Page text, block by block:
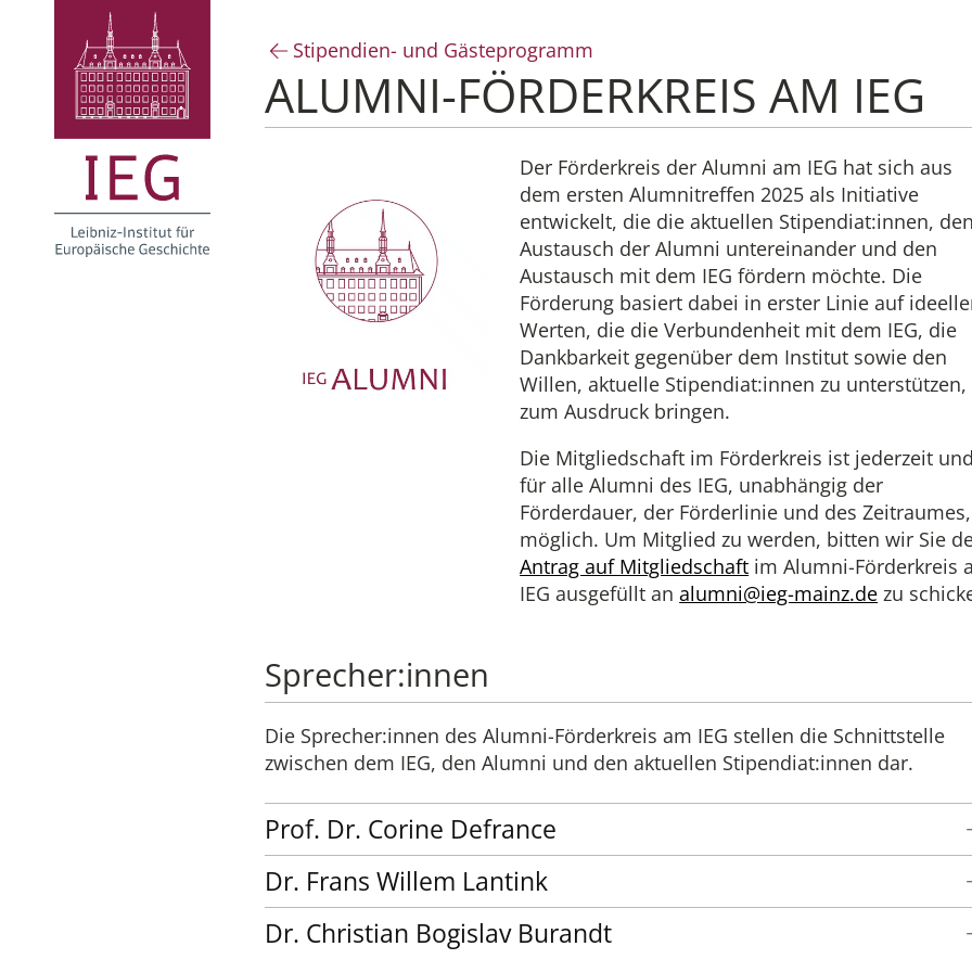
Institut
Administration
Forschung
Stipendien-
Publikationen
Stipendien- und Gästeprogramm
ALUMNI-FÖRDERKREIS AM IEG
Der Förderkreis der Alumni am IEG hat sich aus
dem ersten Alumnitreffen 2025 als Initiative
entwickelt, die die aktuellen Stipendiat:innen, den
Austausch der Alumni untereinander und den
Austausch mit dem IEG fördern möchte. Die
Förderung basiert dabei in erster Linie auf
Werten, die die Verbundenheit mit dem IEG, die
Dankbarkeit gegenüber dem Institut sowie den
Willen, aktuelle Stipendiat:innen zu unterstützen,
zum Ausdruck bringen.
Die Mitgliedschaft im Förderkreis ist jederzeit und
für alle Alumni des IEG, unabhängig der
Förderdauer, der Förderlinie und des Zeitraumes,
möglich. Um Mitglied zu werden, bitten wir Sie
Antrag auf Mitgliedschaft im Alumni-Förderkreis
IEG ausgefüllt analumni@ieg-mainz.de zu
Sprecher:innen
Die Sprecher:innen des Alumni-Förderkreis am IEG stellen die Schnittstelle
zwischen dem IEG, den Alumni und den aktuellen Stipendiat:innen dar.
Prof. Dr. Corine Defrance
Dr. Frans Willem Lantink
Dr. Christian Bogislav Burandt